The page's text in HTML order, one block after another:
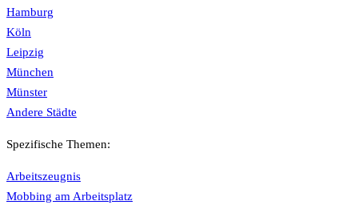
Hamburg
Köln
Leipzig
München
Münster
Andere Städte
Spezifische Themen:
Arbeitszeugnis
Mobbing am Arbeitsplatz